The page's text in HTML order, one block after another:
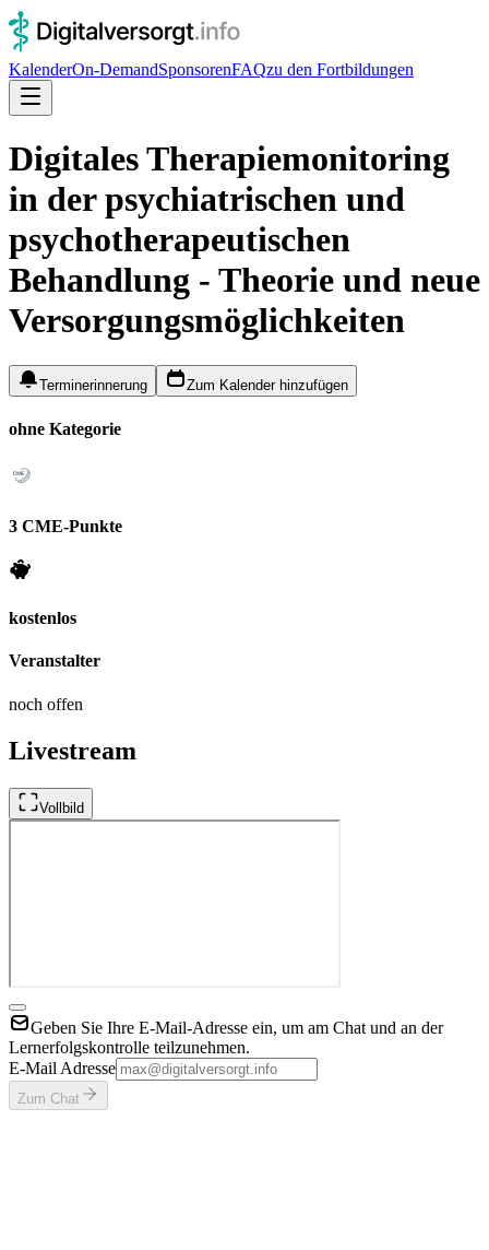
KalenderOn-DemandSponsorenFAQzu den Fortbildungen
Digitales Therapiemonitoring
in der psychiatrischen und
psychotherapeutischen
Behandlung - Theorie und neue
Versorgungsmöglichkeiten
Terminerinnerung Zum Kalender hinzufügen
ohne Kategorie
3 CME-Punkte
kostenlos
Veranstalter
noch offen
Livestream
Vollbild
Geben Sie Ihre E-Mail-Adresse ein, um am Chat und an der
Lernerfolgskontrolle teilzunehmen.
E-Mail Adresse
Zum Chat